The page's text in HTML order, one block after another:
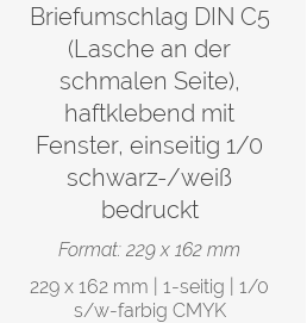
Briefumschlag DIN C5
(Lasche an der
schmalen Seite),
haftklebend mit
Fenster, einseitig 1/0
schwarz-/weiß
bedruckt
Format: 229 x 162 mm
229 x 162 mm | 1-seitig | 1/0
s/w-farbig CMYK